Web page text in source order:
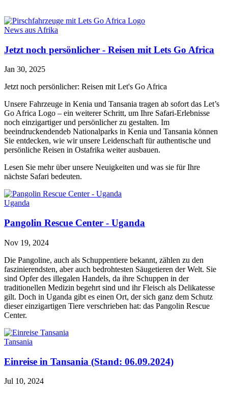
News aus Afrika
Jetzt noch persönlicher - Reisen mit Lets Go Africa
Jan 30, 2025
Jetzt noch persönlicher: Reisen mit Let's Go Africa
Unsere Fahrzeuge in Kenia und Tansania tragen ab sofort das Let’s
Go Africa Logo – ein weiterer Schritt, um Ihre Safari-Erlebnisse
noch einzigartiger und persönlicher zu gestalten. Im
beeindruckendendeb Nationalparks in Kenia und Tansania können
Sie entdecken, wie wir unsere Leidenschaft für authentische und
persönliche Reisen in Ostafrika weiter ausbauen.
Lesen Sie mehr über unsere Neuigkeiten und was sie für Ihre
nächste Safari bedeuten.
Uganda
Pangolin Rescue Center - Uganda
Nov 19, 2024
Die Pangoline, auch als Schuppentiere bekannt, zählen zu den
faszinierendsten, aber auch bedrohtesten Säugetieren der Welt. Sie
sind Opfer des illegalen Handels, da ihre Schuppen in der
traditionellen Medizin begehrt sind und ihr Fleisch als Delikatesse
gilt. Doch in Uganda gibt es einen Ort, der sich ganz dem Schutz
dieser einzigartigen Tiere verschrieben hat: das Pangolin Rescue
Center.
Tansania
Einreise in Tansania (Stand: 06.09.2024)
Jul 10, 2024